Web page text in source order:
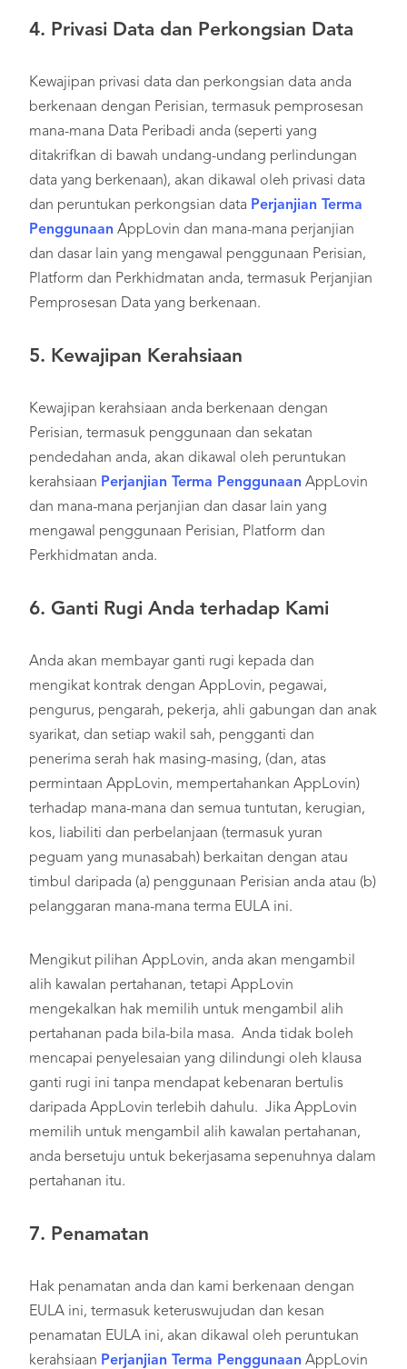
4. Privasi Data dan Perkongsian Data
Kewajipan privasi data dan perkongsian data anda
berkenaan dengan Perisian, termasuk pemprosesan
mana-mana Data Peribadi anda (seperti yang
ditakrifkan di bawah undang-undang perlindungan
data yang berkenaan), akan dikawal oleh privasi data
dan peruntukan perkongsian data Perjanjian Terma
Penggunaan AppLovin dan mana-mana perjanjian
dan dasar lain yang mengawal penggunaan Perisian,
Platform dan Perkhidmatan anda, termasuk Perjanjian
Pemprosesan Data yang berkenaan.
5. Kewajipan Kerahsiaan
Kewajipan kerahsiaan anda berkenaan dengan
Perisian, termasuk penggunaan dan sekatan
pendedahan anda, akan dikawal oleh peruntukan
kerahsiaan Perjanjian Terma Penggunaan AppLovin
dan mana-mana perjanjian dan dasar lain yang
mengawal penggunaan Perisian, Platform dan
Perkhidmatan anda.
6. Ganti Rugi Anda terhadap Kami
Anda akan membayar ganti rugi kepada dan
mengikat kontrak dengan AppLovin, pegawai,
pengurus, pengarah, pekerja, ahli gabungan dan anak
syarikat, dan setiap wakil sah, pengganti dan
penerima serah hak masing-masing, (dan, atas
permintaan AppLovin, mempertahankan AppLovin)
terhadap mana-mana dan semua tuntutan, kerugian,
kos, liabiliti dan perbelanjaan (termasuk yuran
peguam yang munasabah) berkaitan dengan atau
timbul daripada (a) penggunaan Perisian anda atau (b)
pelanggaran mana-mana terma EULA ini.
Mengikut pilihan AppLovin, anda akan mengambil
alih kawalan pertahanan, tetapi AppLovin
mengekalkan hak memilih untuk mengambil alih
pertahanan pada bila-bila masa. Anda tidak boleh
mencapai penyelesaian yang dilindungi oleh klausa
ganti rugi ini tanpa mendapat kebenaran bertulis
daripada AppLovin terlebih dahulu. Jika AppLovin
memilih untuk mengambil alih kawalan pertahanan,
anda bersetuju untuk bekerjasama sepenuhnya dalam
pertahanan itu.
7. Penamatan
Hak penamatan anda dan kami berkenaan dengan
EULA ini, termasuk keteruswujudan dan kesan
penamatan EULA ini, akan dikawal oleh peruntukan
kerahsiaan Perjanjian Terma Penggunaan AppLovin